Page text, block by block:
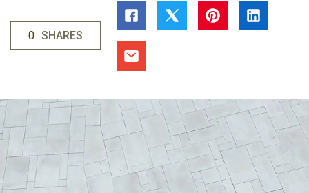
0 SHARES